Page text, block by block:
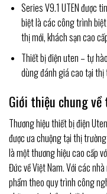
Series V9.1 UTEN được
biệt là các công trình
thị mới, khách sạn cao
Thiết bị điện uten – tự
dùng đánh giá cao tại thị
Giới thiệu chung
Thương hiệu thiết bị điện
được ưa chuộng tại thị
là một thương hiệu cao cấp
Đức về Việt Nam. Với các
phẩm theo quy trình công